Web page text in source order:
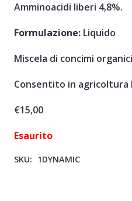
Amminoacidi liberi 4,8%.
Formulazione: Liquido
Miscela di concimi
Consentito in agricoltura
€15,00
Esaurito
SKU: 1DYNAMIC